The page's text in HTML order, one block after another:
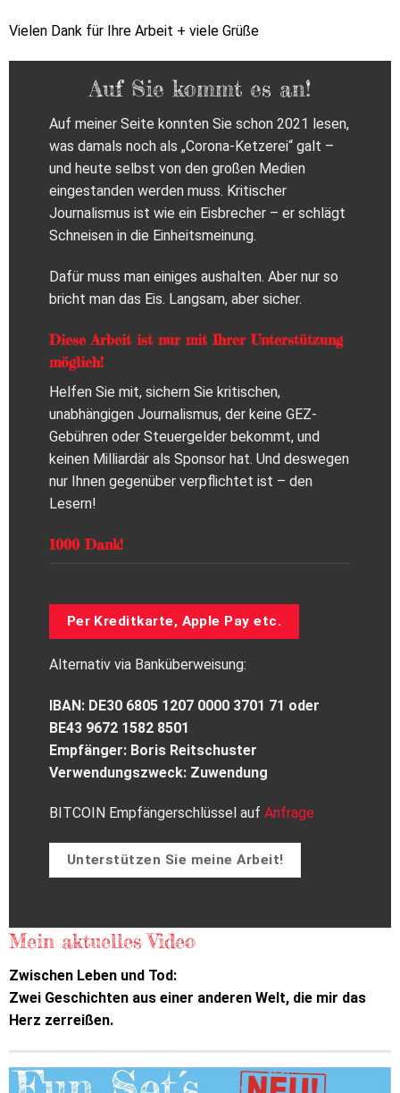
Vielen Dank für Ihre Arbeit + viele Grüße
Auf Sie kommt es an!
Auf meiner Seite konnten Sie schon 2021 lesen,
was damals noch als „Corona-Ketzerei“ galt –
und heute selbst von den großen Medien
eingestanden werden muss. Kritischer
Journalismus ist wie ein Eisbrecher – er schlägt
Schneisen in die Einheitsmeinung.
Dafür muss man einiges aushalten. Aber nur so
bricht man das Eis. Langsam, aber sicher.
Diese Arbeit ist nur mit Ihrer Unterstützung
möglich!
Helfen Sie mit, sichern Sie kritischen,
unabhängigen Journalismus, der keine GEZ-
Gebühren oder Steuergelder bekommt, und
keinen Milliardär als Sponsor hat. Und deswegen
nur Ihnen gegenüber verpflichtet ist – den
Lesern!
1000 Dank!
Per Kreditkarte, Apple Pay etc.
Alternativ via Banküberweisung:
IBAN: DE30 6805 1207 0000 3701 71 oder
BE43 9672 1582 8501
Empfänger: Boris Reitschuster
Verwendungszweck: Zuwendung
BITCOIN Empfängerschlüssel auf Anfrage
Unterstützen Sie meine Arbeit!
Mein aktuelles Video
Zwischen Leben und Tod:
Zwei Geschichten aus einer anderen Welt, die mir das
Herz zerreißen.